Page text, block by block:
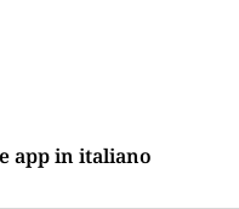
app in italiano